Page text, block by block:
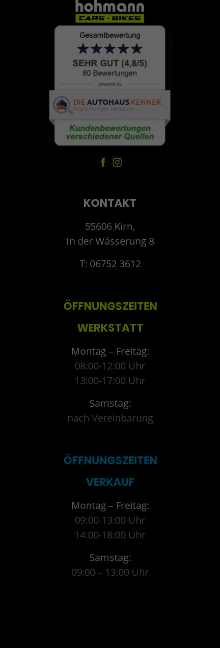
KONTAKT
55606 Kirn,
In der Wässerung 8
T: 06752 3612
ÖFFNUNGSZEITEN
WERKSTATT
Montag – Freitag:
08:00-12:00 Uhr
13:00-17:00 Uhr
Samstag:
nach Vereinbarung
ÖFFNUNGSZEITEN
VERKAUF
Montag – Freitag:
09:00-13:00 Uhr
14:00-18:00 Uhr
Samstag:
09:00 – 13:00 Uhr